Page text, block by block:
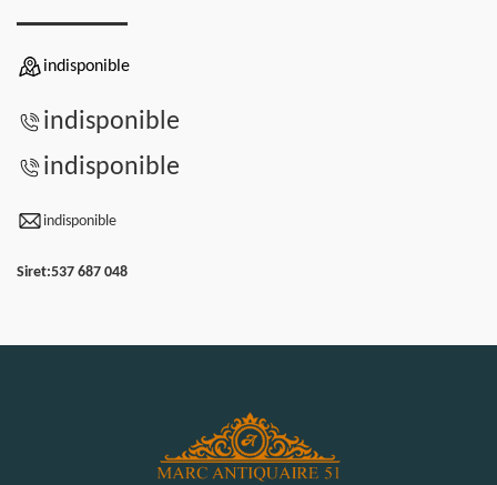
indisponible
indisponible
indisponible
indisponible
Siret:537 687 048